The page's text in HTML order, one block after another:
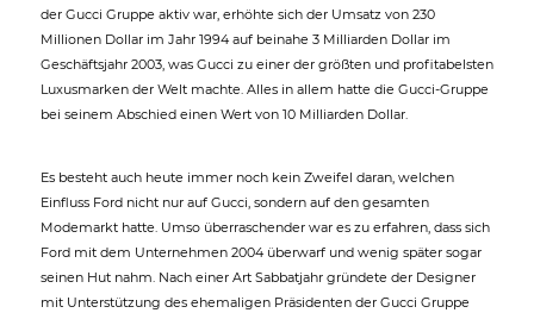
der Gucci Gruppe aktiv war, erhöhte sich der Umsatz von 230
Millionen Dollar im Jahr 1994 auf beinahe 3 Milliarden Dollar im
Geschäftsjahr 2003, was Gucci zu einer der größten und profitabelsten
Luxusmarken der Welt machte. Alles in allem hatte die Gucci-Gruppe
bei seinem Abschied einen Wert von 10 Milliarden Dollar.
Es besteht auch heute immer noch kein Zweifel daran, welchen
Einfluss Ford nicht nur auf Gucci, sondern auf den gesamten
Modemarkt hatte. Umso überraschender war es zu erfahren, dass sich
Ford mit dem Unternehmen 2004 überwarf und wenig später sogar
seinen Hut nahm. Nach einer Art Sabbatjahr gründete der Designer
mit Unterstützung des ehemaligen Präsidenten der Gucci Gruppe